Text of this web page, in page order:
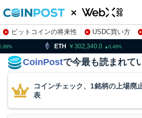
ビットコインの将来性 USDC買い方
株特集・関連銘柄
302,340.0 0.49 XRP
CoinPostで今最も読まれて
コインチェック、1銘柄の上場廃
表